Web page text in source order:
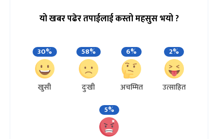
यो खबर पढेर तपाईलाई कस्तो महसुस भयो ?
30%
खुसी
58%
दुःखी
6%
अचम्मित
2%
उत्साहित
5%